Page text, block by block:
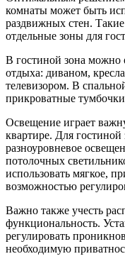
комнаты может быть
раздвижных стен. Такие
отдельные зоны для
В гостиной зона можно
отдыха: диваном,
телевизором. В
прикроватные
Освещение играет
квартире. Для
разноуровневое
потолочных
использовать мягкое,
возможностью
Важно также учесть
функциональность.
регулировать
необходимую